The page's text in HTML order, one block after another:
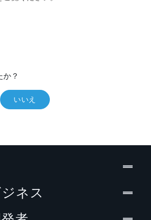
か？
いいえ
ネス